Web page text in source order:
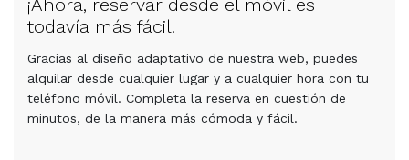
¡Ahora, reservar desde el móvil es
todavía más fácil!
Gracias al diseño adaptativo de nuestra web, puedes
alquilar desde cualquier lugar y a cualquier hora con tu
teléfono móvil. Completa la reserva en cuestión de
minutos, de la manera más cómoda y fácil.